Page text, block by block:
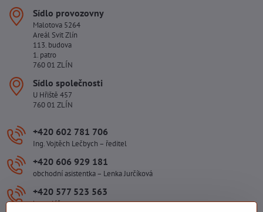
Sídlo provozovny
Malotova 5264
Areál Svit Zlín
113. budova
1. patro
760 01 ZLÍN
Sídlo společnosti
U Hřiště 457
760 01 ZLÍN
+420 602 781 706
Ing. Vojtěch Lečbych – ředitel
+420 606 929 181
obchodní asistentka – Lenka Jurčíková
+420 577 523 563
kancelář